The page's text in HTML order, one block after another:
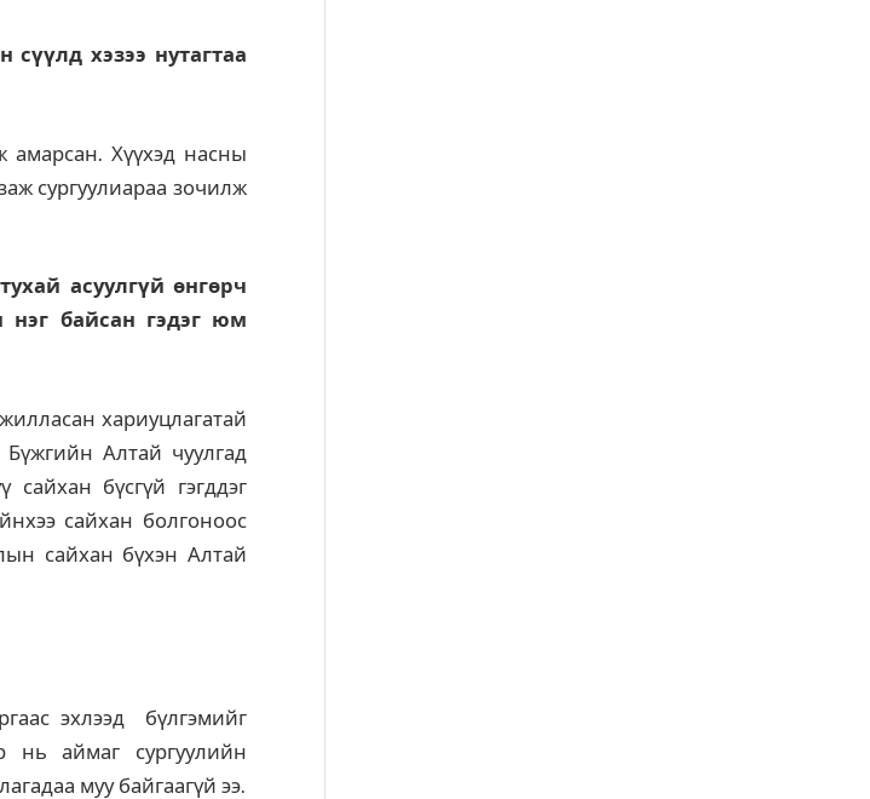
хэзээ нутагтаа
Хүүхэд насны
сургуулиараа зочилж
асуулгүй өнгөрч
нэг байсан гэдэг юм
хариуцлагатай
Алтай чуулгад
бүсгүй гэгддэг
сайхан болгоноос
сайхан бүхэн Алтай
эхлээд бүлгэмийг
нь аймаг сургуулийн
муу байгаагүй ээ.